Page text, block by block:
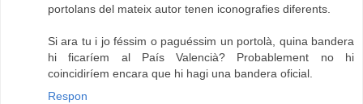
portolans del mateix autor tenen iconografies diferents.
Si ara tu i jo féssim o paguéssim un portolà, quina bandera
hi ficaríem al País Valencià? Probablement no hi
coincidiríem encara que hi hagi una bandera oficial.
Respon